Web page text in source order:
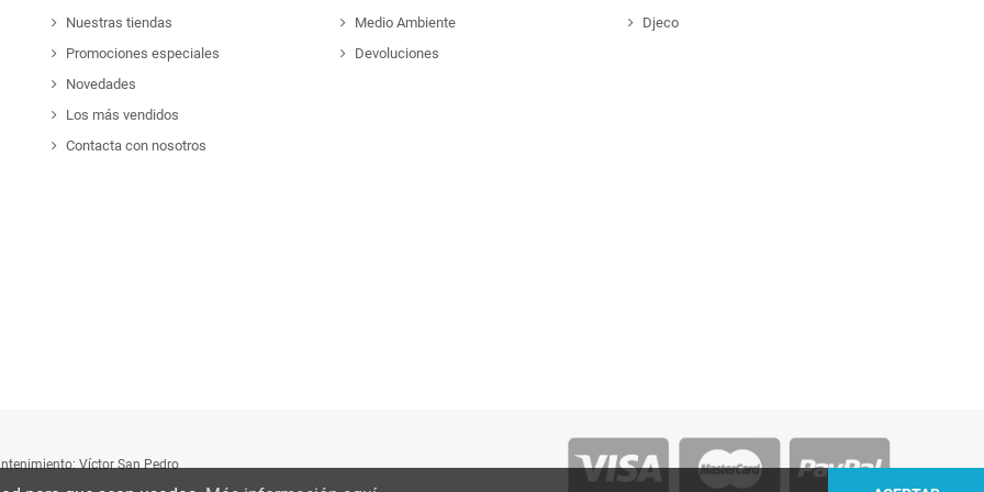
Nuestras tiendas
Promociones especiales
Novedades
Los más vendidos
Contacta con nosotros
Medio Ambiente
Devoluciones
Djeco
Víctor San Pedro